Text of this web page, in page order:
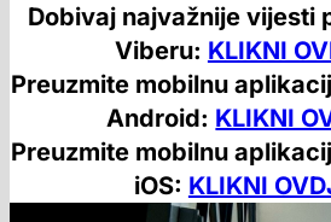
Dobivaj najvažnije vijesti
Viberu: KLIKNI
Preuzmite mobilnu
Android: KLIKNI
Preuzmite mobilnu
iOS: KLIKNI